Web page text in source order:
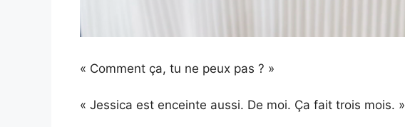
« Comment ça, tu ne peux pas ? »
« Jessica est enceinte aussi. De moi. Ça fait trois mois. »